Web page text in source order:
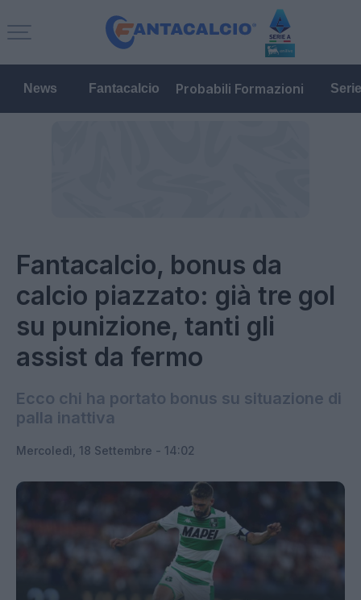
News Fantacalcio Probabili Formazioni
Fantacalcio, bonus da
calcio piazzato: già tre gol
su punizione, tanti gli
assist da fermo
Ecco chi ha portato bonus su situazione di
palla inattiva
Mercoledì, 18 Settembre - 14:02